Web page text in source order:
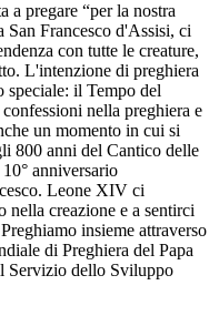
a pregare “per la nostra
San Francesco d'Assisi, ci
con tutte le creature,
L'intenzione di preghiera
speciale: il Tempo del
nella preghiera e
un momento in cui si
800 anni del Cantico delle
anniversario
Leone XIV ci
nella creazione e a sentirci
insieme attraverso
di Preghiera del Papa
Servizio dello Sviluppo